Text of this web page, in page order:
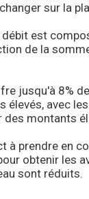
sur la
est
de la
jusqu'à 8%
élevés, avec
des montants
à prendre en
obtenir les
sont réduits.